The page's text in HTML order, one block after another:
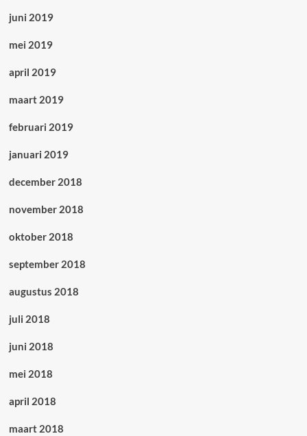
juni 2019
mei 2019
april 2019
maart 2019
februari 2019
januari 2019
december 2018
november 2018
oktober 2018
september 2018
augustus 2018
juli 2018
juni 2018
mei 2018
april 2018
maart 2018